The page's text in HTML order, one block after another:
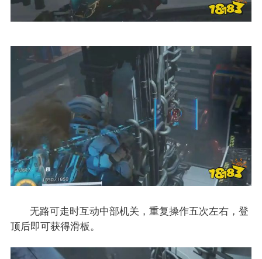
无路可走时互动中部机关，重复操作五次左右，登
顶后即可获得滑板。